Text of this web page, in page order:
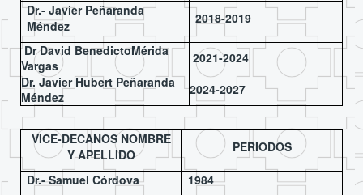
Dr.- Javier Peñaranda
Méndez
2018-2019
Dr David BenedictoMérida
Vargas
2021-2024
Dr. Javier Hubert Peñaranda
Méndez
2024-2027
VICE-DECANOS NOMBRE
Y APELLIDO
PERIODOS
Dr.- Samuel Córdova
1984